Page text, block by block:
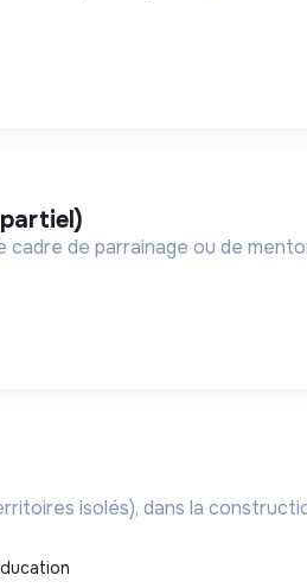
de parrainage ou de
isolés), dans la